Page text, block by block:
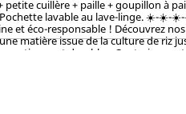
cuillère + paille + goupillon à
Pochette lavable au lave-linge. ☀️-
et éco-responsable ! Découvrez
matière issue de la culture de riz
pratiques et durables.
sains et 100%
et non-toxicité.